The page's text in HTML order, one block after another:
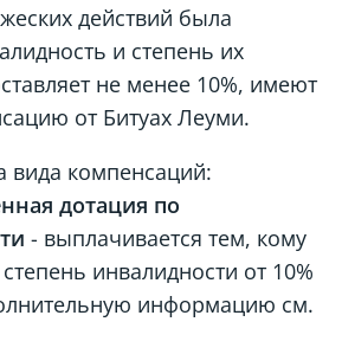
действий была
и степень их
не менее 10%, имеют
от Битуах Леуми.
вида компенсаций:
дотация по
- выплачивается тем, кому
инвалидности от 10%
информацию см.